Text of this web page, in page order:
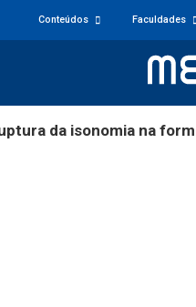
Conteúdos Faculdades
da isonomia na